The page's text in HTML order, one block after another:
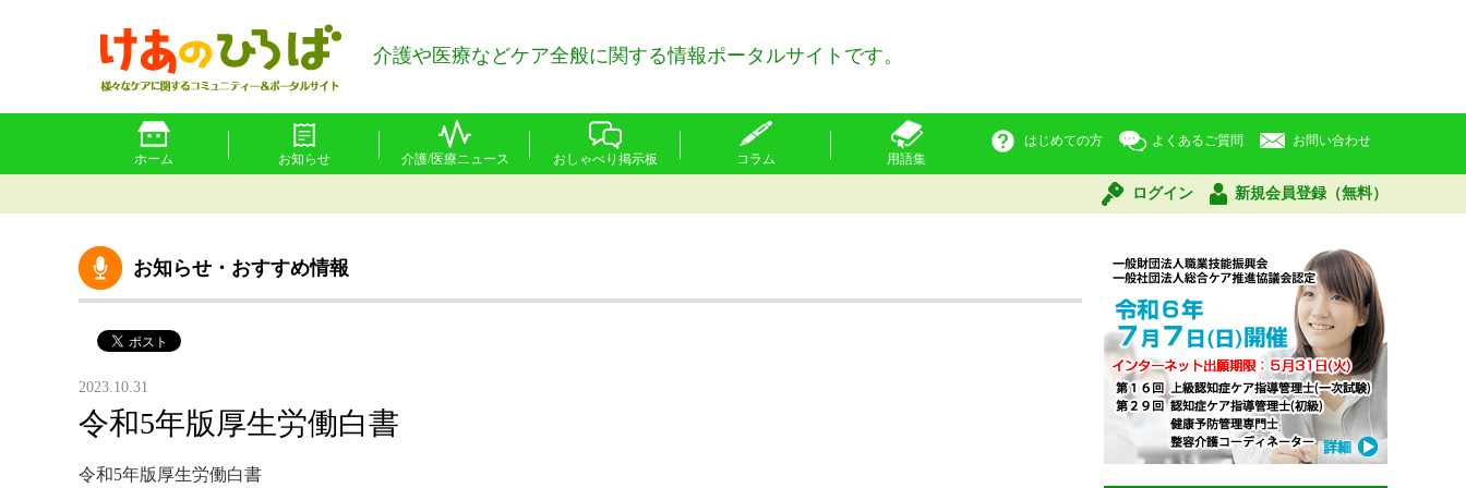
介護や医療などケア全般に関する情報ポータルサイトです。
ホーム お知らせ 介護/医療ニュース おしゃべり掲示板 コラム 用語集
はじめての方 よくあるご質問 お問い合わせ
ログイン 新規会員登録（無料）
お知らせ・おすすめ情報
2023.10.31
令和5年版厚生労働白書
令和5年版厚生労働白書